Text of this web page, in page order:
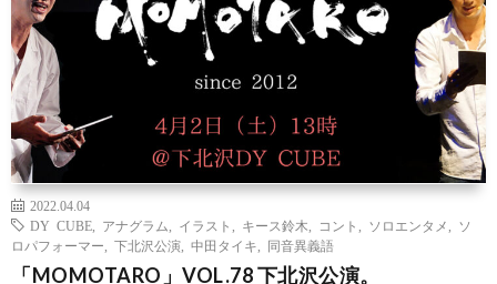
2022.04.04
DY CUBE
アナグラム イラスト キース鈴木 コント ソロエンタメ
ソ
ロパフォーマー
下北沢公演 中田タイキ 同音異義語
「MOMOTARO」VOL.78 下北沢公演。